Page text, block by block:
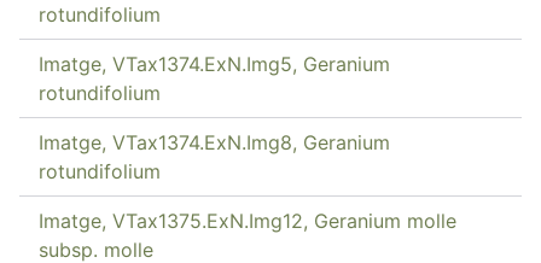
rotundifolium
Imatge, VTax1374.ExN.Img5, Geranium
rotundifolium
Imatge, VTax1374.ExN.Img8, Geranium
rotundifolium
Imatge, VTax1375.ExN.Img12, Geranium molle
subsp. molle